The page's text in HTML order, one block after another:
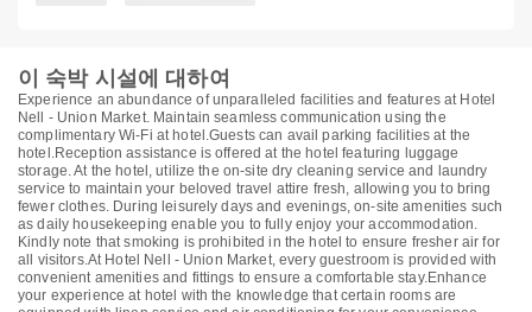
이 숙박 시설에 대하여
Experience an abundance of unparalleled facilities and features at Hotel
Nell - Union Market. Maintain seamless communication using the
complimentary Wi-Fi at hotel.Guests can avail parking facilities at the
hotel.Reception assistance is offered at the hotel featuring luggage
storage. At the hotel, utilize the on-site dry cleaning service and laundry
service to maintain your beloved travel attire fresh, allowing you to bring
fewer clothes. During leisurely days and evenings, on-site amenities such
as daily housekeeping enable you to fully enjoy your accommodation.
Kindly note that smoking is prohibited in the hotel to ensure fresher air for
all visitors.At Hotel Nell - Union Market, every guestroom is provided with
convenient amenities and fittings to ensure a comfortable stay.Enhance
your experience at hotel with the knowledge that certain rooms are